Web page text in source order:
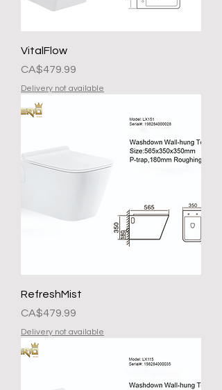
VitalFlow
Presyo
CA$479.99
Delivery not available
RefreshMist
Presyo
CA$479.99
Delivery not available